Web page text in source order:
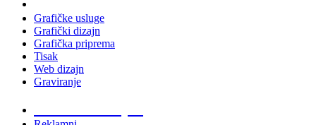
Grafičke usluge
Grafički dizajn
Grafička priprema
Tisak
Web dizajn
Graviranje